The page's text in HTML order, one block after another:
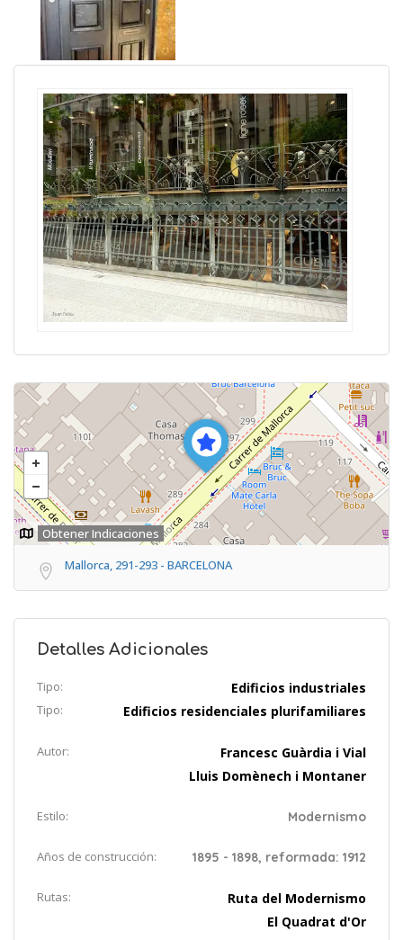
Obtener Indicaciones
Mallorca, 291-293 - BARCELONA
Detalles Adicionales
Tipo: Edificios industriales
Tipo: Edificios residenciales plurifamiliares
Autor:
Francesc Guàrdia i Vial
Lluis Domènech i Montaner
Estilo: Modernismo
Años de construcción: 1895 - 1898, reformada: 1912
Rutas:
Ruta del Modernismo
El Quadrat d'Or